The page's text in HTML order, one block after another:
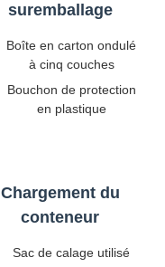
suremballage
Boîte en carton ondulé
à cinq couches
Bouchon de protection
en plastique
Chargement du
conteneur
Sac de calage utilisé